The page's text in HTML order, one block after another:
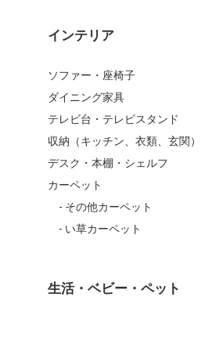
インテリア
ソファー・座椅子
ダイニング家具
テレビ台・テレビスタンド
収納（キッチン、衣類、玄関）
デスク・本棚・シェルフ
カーペット
その他カーペット
い草カーペット
生活・ベビー・ペット